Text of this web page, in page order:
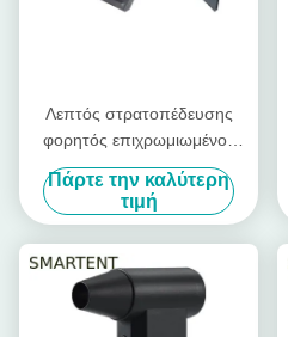
Λεπτός στρατοπέδευσης
φορητός επιχρωμιωμένος
χάλυβας πτυσσόμενα
45X30X30cm σχαρών
ξυλάνθρακα υπαίθριος
Πάρτε την καλύτερη
τιμή